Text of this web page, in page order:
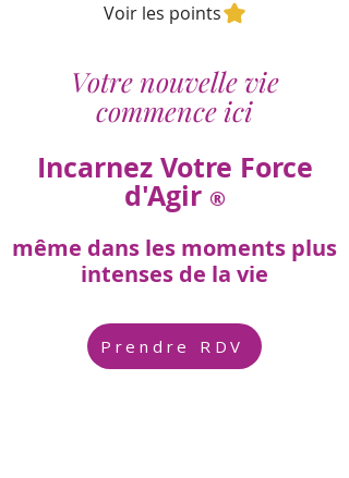
Voir les points
Votre nouvelle vie
commence ici
Incarnez Votre Force
d'Agir ®
même dans les moments plus
intenses de la vie
Prendre RDV